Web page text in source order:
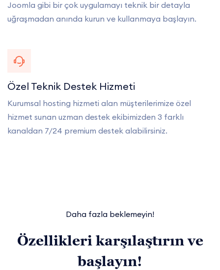
Joomla gibi bir çok uygulamayı teknik bir detayla
uğraşmadan anında kurun ve kullanmaya başlayın.
Özel Teknik Destek Hizmeti
Kurumsal hosting hizmeti alan müşterilerimize özel
hizmet sunan uzman destek ekibimizden 3 farklı
kanaldan 7/24 premium destek alabilirsiniz.
Daha fazla beklemeyin!
Özellikleri karşılaştırın ve
başlayın!